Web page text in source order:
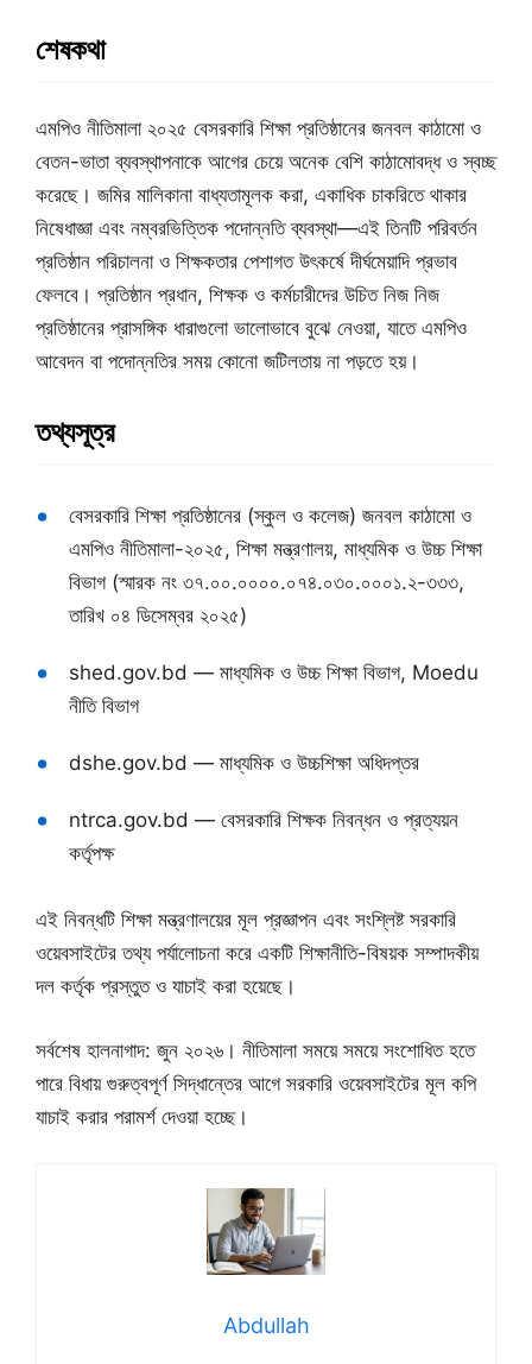
শেষকথা
এমপিও নীতিমালা ২০২৫ বেসরকারি শিক্ষা প্রতিষ্ঠানের জনবল কাঠামো ও
বেতন-ভাতা ব্যবস্থাপনাকে আগের চেয়ে অনেক বেশি কাঠামোবদ্ধ ও স্বচ্ছ
করেছে। জমির মালিকানা বাধ্যতামূলক করা, একাধিক চাকরিতে থাকার
নিষেধাজ্ঞা এবং নম্বরভিত্তিক পদোন্নতি ব্যবস্থা—এই তিনটি পরিবর্তন
প্রতিষ্ঠান পরিচালনা ও শিক্ষকতার পেশাগত উৎকর্ষে দীর্ঘমেয়াদি প্রভাব
ফেলবে। প্রতিষ্ঠান প্রধান, শিক্ষক ও কর্মচারীদের উচিত নিজ নিজ
প্রতিষ্ঠানের প্রাসঙ্গিক ধারাগুলো ভালোভাবে বুঝে নেওয়া, যাতে এমপিও
আবেদন বা পদোন্নতির সময় কোনো জটিলতায় না পড়তে হয়।
তথ্যসূত্র
বেসরকারি শিক্ষা প্রতিষ্ঠানের (স্কুল ও কলেজ) জনবল কাঠামো ও
এমপিও নীতিমালা-২০২৫, শিক্ষা মন্ত্রণালয়, মাধ্যমিক ও উচ্চ শিক্ষা
বিভাগ (স্মারক নং ৩৭.০০.০০০০.০৭৪.০৩০.০০০১.২-৩৩৩,
তারিখ ০৪ ডিসেম্বর ২০২৫)
shed.gov.bd — মাধ্যমিক ও উচ্চ শিক্ষা বিভাগ, Moedu
নীতি বিভাগ
dshe.gov.bd — মাধ্যমিক ও উচ্চশিক্ষা অধিদপ্তর
ntrca.gov.bd — বেসরকারি শিক্ষক নিবন্ধন ও প্রত্যয়ন
কর্তৃপক্ষ
এই নিবন্ধটি শিক্ষা মন্ত্রণালয়ের মূল প্রজ্ঞাপন এবং সংশ্লিষ্ট সরকারি
ওয়েবসাইটের তথ্য পর্যালোচনা করে একটি শিক্ষানীতি-বিষয়ক সম্পাদকীয়
দল কর্তৃক প্রস্তুত ও যাচাই করা হয়েছে।
সর্বশেষ হালনাগাদ: জুন ২০২৬। নীতিমালা সময়ে সময়ে সংশোধিত হতে
পারে বিধায় গুরুত্বপূর্ণ সিদ্ধান্তের আগে সরকারি ওয়েবসাইটের মূল কপি
যাচাই করার পরামর্শ দেওয়া হচ্ছে।
Abdullah